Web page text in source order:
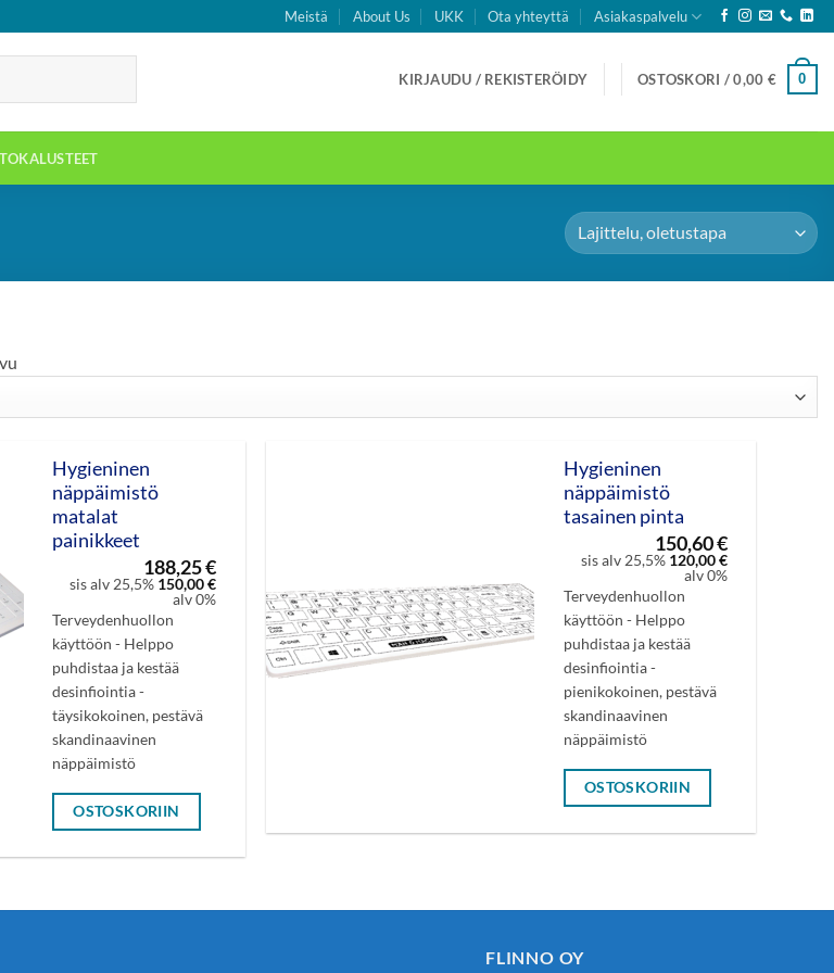
Meistä About Us UKK Ota yhteyttä Asiakaspalvelu
KIRJAUDU / REKISTERÖIDY OSTOSKORI /0,00 € 0
Hygieninen
näppäimistö
matalat
painikkeet
188,25€
sis alv 25,5% 150,00€
alv 0%
Terveydenhuollon
käyttöön - Helppo
puhdistaa ja kestää
desinfiointia -
täysikokoinen, pestävä
skandinaavinen
näppäimistö
OSTOSKORIIN
Hygieninen
näppäimistö
tasainen pinta
150,60€
sis alv 25,5% 120,00€
alv 0%
Terveydenhuollon
käyttöön - Helppo
puhdistaa ja kestää
desinfiointia -
pienikokoinen, pestävä
skandinaavinen
näppäimistö
OSTOSKORIIN
FLINNO OY